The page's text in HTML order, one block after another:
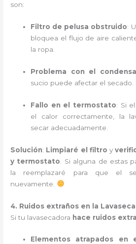
son:
Filtro de pelusa obstruido:
bloquea el flujo de aire
la ropa.
Problema con el
sucio puede afectar el secado.
Fallo en el termostato: Si
el calor correctamente, la
secar adecuadamente.
Solución: Limpiaré el filtro y
y termostato . Si alguna de estas
la reemplazaré para que el
nuevamente.
4. Ruidos extraños en la
Si tu lavasecadora hace ruidos
Elementos atrapados en